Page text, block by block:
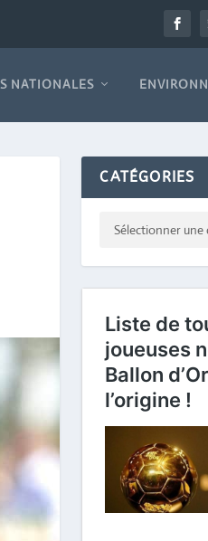
NATIONALES
CATÉGORIES